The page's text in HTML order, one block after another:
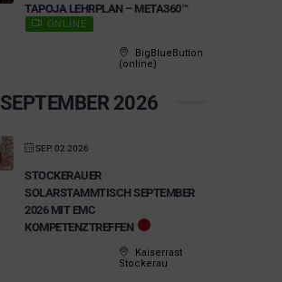
TAPOJA LEHRPLAN – META360™
ONLINE
BigBlueButton
(online)
SEPTEMBER 2026
SEP. 02 2026
STOCKERAUER
SOLARSTAMMTISCH SEPTEMBER
2026 MIT EMC
KOMPETENZTREFFEN
Kaiserrast
Stockerau